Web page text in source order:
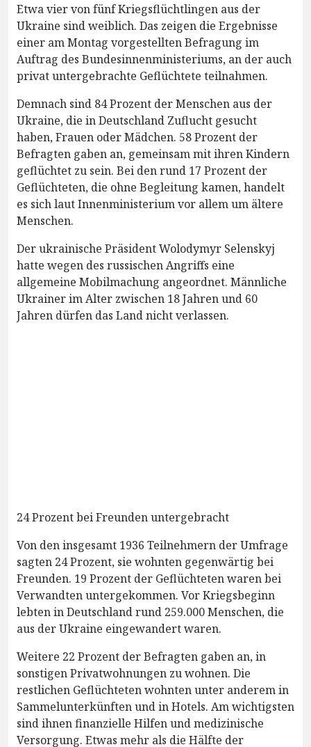
Etwa vier von fünf Kriegsflüchtlingen aus der
Ukraine sind weiblich. Das zeigen die Ergebnisse
einer am Montag vorgestellten Befragung im
Auftrag des Bundesinnenministeriums, an der auch
privat untergebrachte Geflüchtete teilnahmen.
Demnach sind 84 Prozent der Menschen aus der
Ukraine, die in Deutschland Zuflucht gesucht
haben, Frauen oder Mädchen. 58 Prozent der
Befragten gaben an, gemeinsam mit ihren Kindern
geflüchtet zu sein. Bei den rund 17 Prozent der
Geflüchteten, die ohne Begleitung kamen, handelt
es sich laut Innenministerium vor allem um ältere
Menschen.
Der ukrainische Präsident Wolodymyr Selenskyj
hatte wegen des russischen Angriffs eine
allgemeine Mobilmachung angeordnet. Männliche
Ukrainer im Alter zwischen 18 Jahren und 60
Jahren dürfen das Land nicht verlassen.
24 Prozent bei Freunden untergebracht
Von den insgesamt 1936 Teilnehmern der Umfrage
sagten 24 Prozent, sie wohnten gegenwärtig bei
Freunden. 19 Prozent der Geflüchteten waren bei
Verwandten untergekommen. Vor Kriegsbeginn
lebten in Deutschland rund 259.000 Menschen, die
aus der Ukraine eingewandert waren.
Weitere 22 Prozent der Befragten gaben an, in
sonstigen Privatwohnungen zu wohnen. Die
restlichen Geflüchteten wohnten unter anderem in
Sammelunterkünften und in Hotels. Am wichtigsten
sind ihnen finanzielle Hilfen und medizinische
Versorgung. Etwas mehr als die Hälfte der